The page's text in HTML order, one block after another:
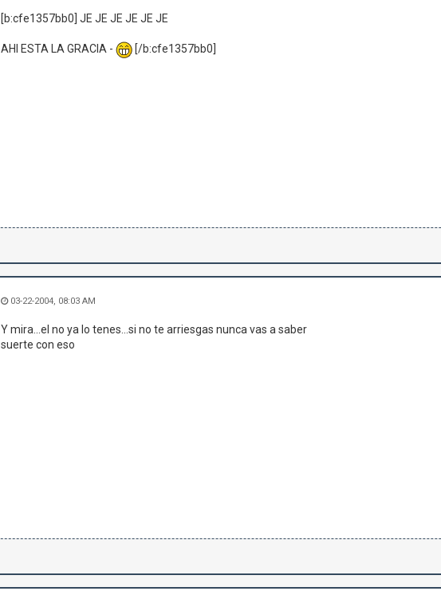
[b:cfe1357bb0] JE JE JE JE JE JE
AHI ESTA LA GRACIA - [/b:cfe1357bb0]
03-22-2004, 08:03 AM
Y mira...el no ya lo tenes...si no te arriesgas nunca vas a saber
suerte con eso